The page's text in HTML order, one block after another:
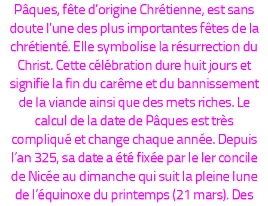
Pâques, fête d’origine Chrétienne, est sans
doute l’une des plus importantes fêtes de la
chrétienté. Elle symbolise la résurrection du
Christ. Cette célébration dure huit jours et
signifie la fin du carême et du bannissement
de la viande ainsi que des mets riches. Le
calcul de la date de Pâques est très
compliqué et change chaque année. Depuis
l’an 325, sa date a été fixée par le Ier concile
de Nicée au dimanche qui suit la pleine lune
de l’équinoxe du printemps (21 mars). Des